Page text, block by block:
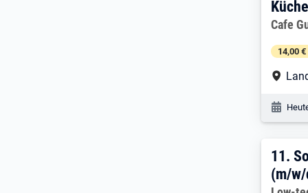
Cafe
14,00
11.
11.
(m/